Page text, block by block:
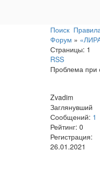
Поиск
Форум »
Страницы: 1
RSS
Проблема при
Zvadim
Заглянувший
Сообщений: 1
Рейтинг: 0
Регистрация:
26.01.2021